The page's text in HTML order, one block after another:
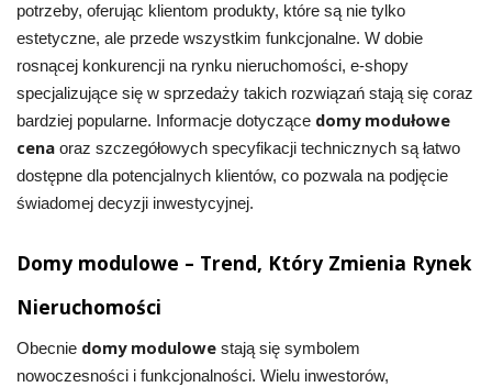
potrzeby, oferując klientom produkty, które są nie tylko
estetyczne, ale przede wszystkim funkcjonalne. W dobie
rosnącej konkurencji na rynku nieruchomości, e-shopy
specjalizujące się w sprzedaży takich rozwiązań stają się coraz
bardziej popularne. Informacje dotyczące domy modułowe
cenaoraz szczegółowych specyfikacji technicznych są łatwo
dostępne dla potencjalnych klientów, co pozwala na podjęcie
świadomej decyzji inwestycyjnej.
Domy modulowe – Trend, Który Zmienia Rynek
Nieruchomości
Obecnie domy modulowestają się symbolem
nowoczesności i funkcjonalności. Wielu inwestorów,